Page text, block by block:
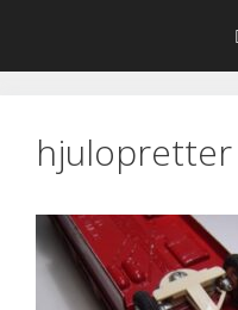
indhold
hjulopretter